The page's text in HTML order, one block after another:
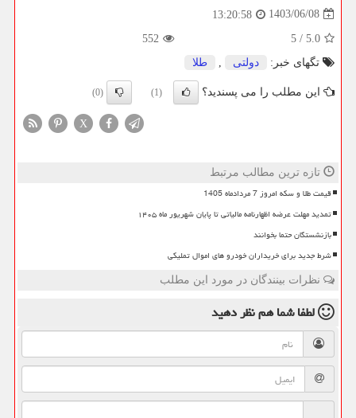
1403/06/08
13:20:58
5.0
/
5
552
تگهای خبر:
دولتی , طلا
این مطلب را می پسندید؟ (1)
(0)
X
تازه ترین مطالب مرتبط
قیمت طلا و سکه امروز 7 مردادماه 1405
تمدید مهلت عرضه اظهارنامه مالیاتی تا پایان شهریور ماه ۱۴۰۵
بازنشستگان حتما بخوانند
شرط جدید برای خریداران خودرو های اموال تملیکی
نظرات بینندگان در مورد این مطلب
لطفا شما همنظر دهید